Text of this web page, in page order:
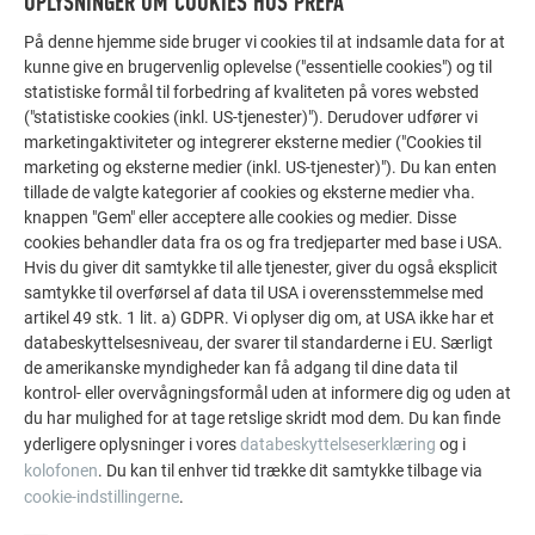
LAD DIG INSPIRERE
FLERE REFERENCER
De PREFA referentiegallerij laat zien hoe veelzijdig
aluminium kan worden toegepast. Ontdek meer
indrukwekkende projecten met de duurzame PREFA
aluminiumoplossingen voor dak, zonne-energie en
gevel.
SE FLERE REFERENCER
På denne hjemme side bruger vi cookies til at indsamle data for at
kunne give en brugervenlig oplevelse ("essentielle cookies") og til
statistiske formål til forbedring af kvaliteten på vores websted
("statistiske cookies (inkl. US-tjenester)"). Derudover udfører vi
marketingaktiviteter og integrerer eksterne medier ("Cookies til
marketing og eksterne medier (inkl. US-tjenester)"). Du kan enten
tillade de valgte kategorier af cookies og eksterne medier vha.
knappen "Gem" eller acceptere alle cookies og medier. Disse
cookies behandler data fra os og fra tredjeparter med base i USA.
Hvis du giver dit samtykke til alle tjenester, giver du også eksplicit
samtykke til overførsel af data til USA i overensstemmelse med
artikel 49 stk. 1 lit. a) GDPR. Vi oplyser dig om, at USA ikke har et
databeskyttelsesniveau, der svarer til standarderne i EU. Særligt
de amerikanske myndigheder kan få adgang til dine data til
kontrol- eller overvågningsformål uden at informere dig og uden at
du har mulighed for at tage retslige skridt mod dem. Du kan finde
yderligere oplysninger i voresdatabeskyttelseserklæring og i
kolofonen. Du kan til enhver tid trække dit samtykke tilbage via
cookie-indstillingerne.